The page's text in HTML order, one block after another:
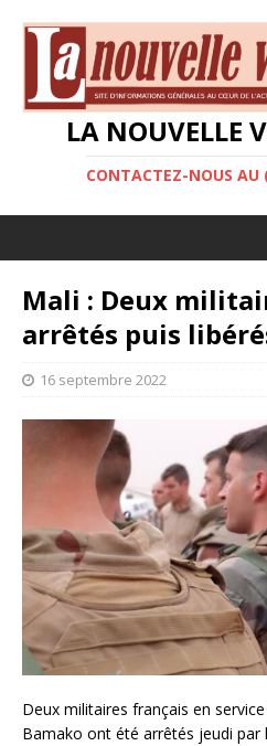
LA NOUVELLE
CONTACTEZ-NOUS AU
Mali : Deux
arrêtés puis
16 septembre 2022
Deux militaires français en
Bamako ont été arrêtés jeudi par